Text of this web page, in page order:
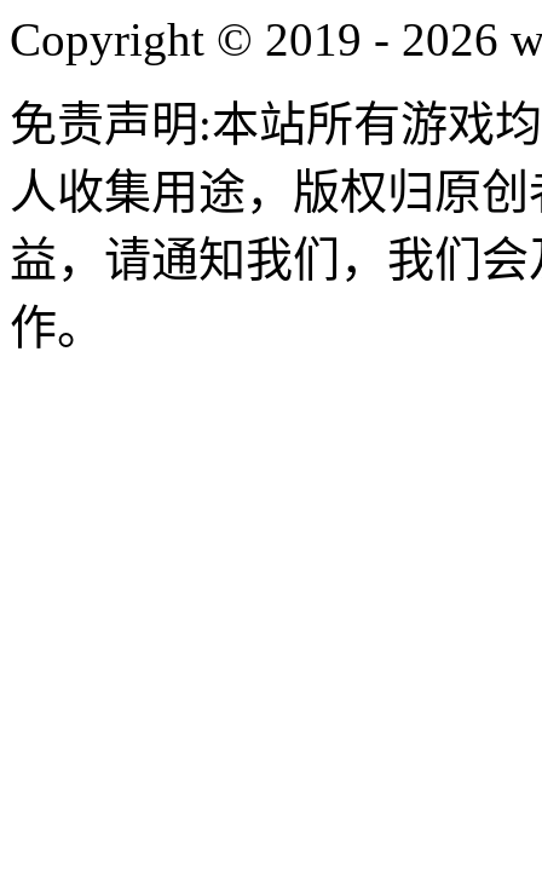
Copyright © 2019 - 2026
免责声明:本站所有游戏
人收集用途，版权归原
益，请通知我们，我们
作。